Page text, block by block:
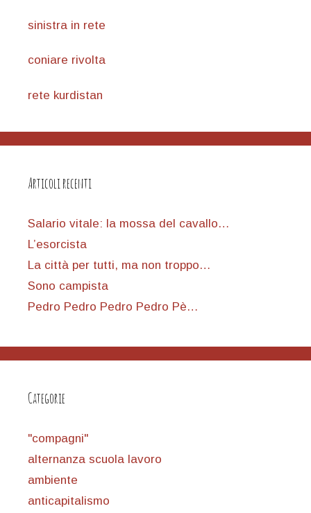
sinistra in rete
coniare rivolta
rete kurdistan
Articoli recenti
Salario vitale: la mossa del cavallo…
L’esorcista
La città per tutti, ma non troppo…
Sono campista
Pedro Pedro Pedro Pedro Pè…
Categorie
"compagni"
alternanza scuola lavoro
ambiente
anticapitalismo